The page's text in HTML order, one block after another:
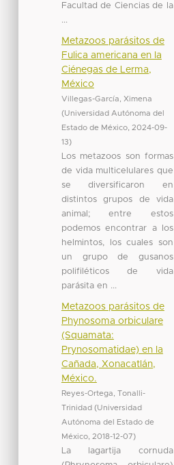
Facultad de Ciencias de la
...
Metazoos parásitos de
Fulica americana en la
Ciénegas de Lerma,
México
Villegas-García, Ximena
(Universidad Autónoma del
Estado de México, 2024-09-
13)
Los metazoos son formas
de vida multicelulares que
se diversificaron en
distintos grupos de vida
animal; entre estos
podemos encontrar a los
helmintos, los cuales son
un grupo de gusanos
polifiléticos de vida
parásita en ...
Metazoos parásitos de
Phynosoma orbiculare
(Squamata:
Prynosomatidae) en la
Cañada, Xonacatlán,
México.
Reyes-Ortega, Tonalli-
Trinidad (Universidad
Autónoma del Estado de
México, 2018-12-07)
La lagartija cornuda